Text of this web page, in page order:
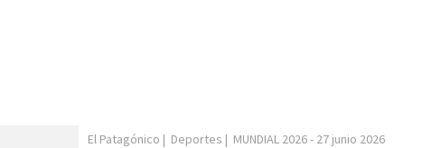
El Patagónico | Deportes | MUNDIAL 2026- 27 junio 2026